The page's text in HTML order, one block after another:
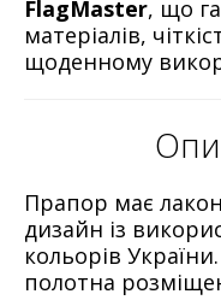
FlagMaster, що
матеріалів,
щоденному
Прапор має
дизайн із
кольорів
полотна